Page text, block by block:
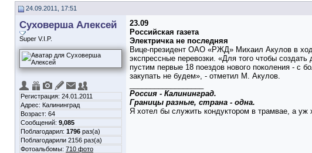
24.09.2011, 17:51
Суховерша Алексей
Super V.I.P.
Регистрация: 24.01.2011
Адрес: Калининград
Возраст: 64
Сообщений: 9,085
Поблагодарил: 1796 раз(а)
Поблагодарили 2156 раз(а)
Фотоальбомы: 710 фото
23.09
Российская газета
Электричка не последняя
Вице-президент ОАО «РЖД» Михаил Акулов в
экспрессные перевозки. «Для того чтобы
пустим первые 18 поездов нового поколения - с
закупать не будем», - отметил М. Акулов.
Россия - Калининград.
Границы разные, страна - одна.
Я хотел бы служить кондуктором в трамвае, а уж